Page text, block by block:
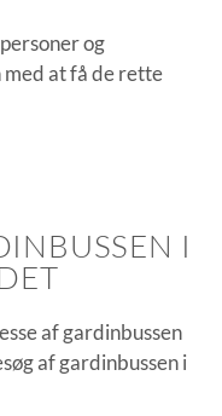
og
at få de rette
I
af gardinbussen
af gardinbussen i